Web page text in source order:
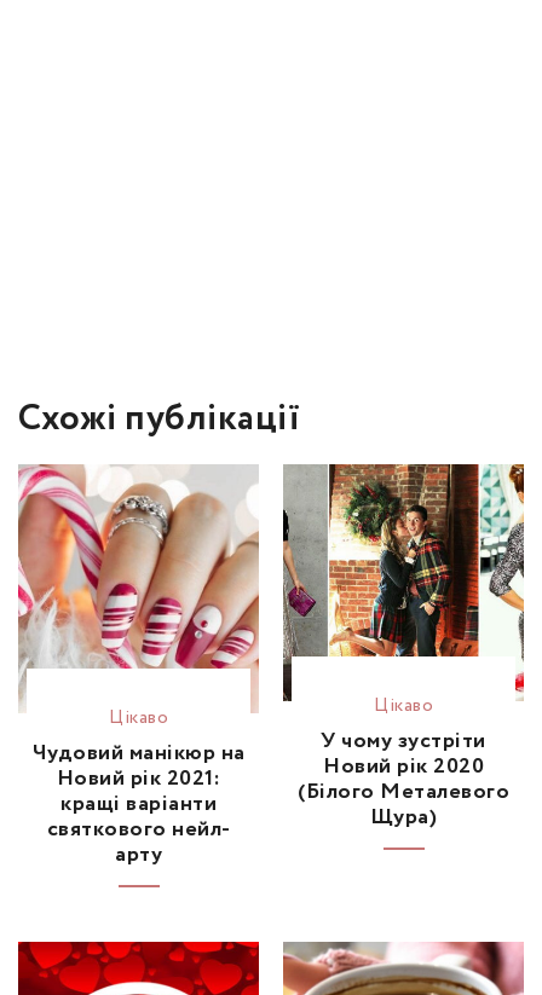
Схожі публікації
Цікаво
Чудовий манікюр на
Новий рік 2021:
кращі варіанти
святкового нейл-
арту
Цікаво
У чому зустріти
Новий рік 2020
(Білого Металевого
Щура)